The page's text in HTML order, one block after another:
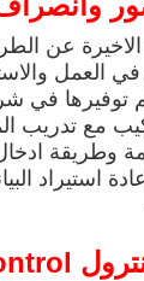
الاخيرة عن
العمل
توفيرها في
مع تدريب
وطريقة
استيراد